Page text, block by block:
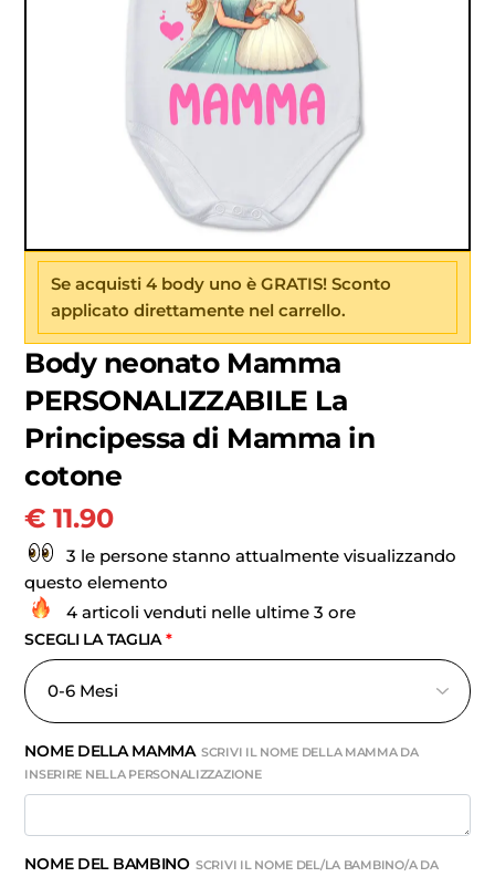
Se acquisti 4 body uno è GRATIS! Sconto
applicato direttamente nel carrello.
Body neonato Mamma
PERSONALIZZABILE La
Principessa di Mamma in
cotone
€ 11.90
3 le persone stanno attualmente visualizzando
questo elemento
4 articoli venduti nelle ultime 3 ore
SCEGLI LA TAGLIA*
NOME DELLA MAMMA SCRIVI IL NOME DELLA MAMMA DA
INSERIRE NELLA PERSONALIZZAZIONE
NOME DEL BAMBINO SCRIVI IL NOME DEL/LA BAMBINO/A DA